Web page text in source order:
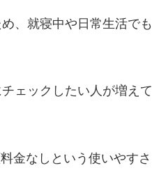
、就寝中や日常生活でも
ェックしたい人が増えて
金なしという使いやすさ